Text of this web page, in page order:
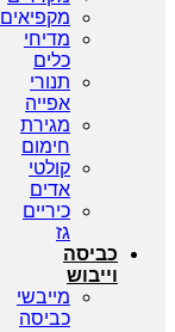
מקפיאים
מדיחי
כלים
תנורי
אפייה
מגירת
חימום
קולטי
אדים
כיריים
גז
כביסה
וייבוש
מייבשי
כביסה